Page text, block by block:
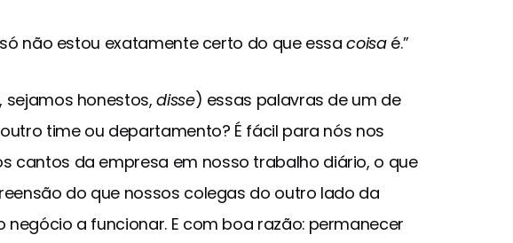
só não estou exatamente certo do que essacoisaé.”
sejamos honestos,disse) essas palavras de um de
time ou departamento? É fácil para nós nos
cantos da empresa em nosso trabalho diário, o que
do que nossos colegas do outro lado da
a funcionar. E com boa razão: permanecer